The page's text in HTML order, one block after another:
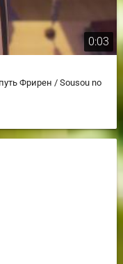
0:03
Фрирен / Sousou no